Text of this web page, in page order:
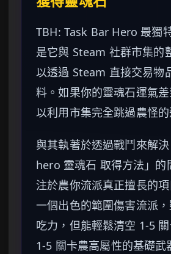
TBH: Task Bar Hero 最獨
是它與 Steam 社群市集的
以透過 Steam 直接交易物
料。如果你的靈魂石運氣
以利用市集完全跳過農怪的
與其執著於透過戰鬥來解
hero 靈魂石 取得方法」的
注於農你流派真正擅長的
一個出色的範圍傷害流派
吃力，但能輕鬆清空 1-5
1-5 關卡農高屬性的基礎武